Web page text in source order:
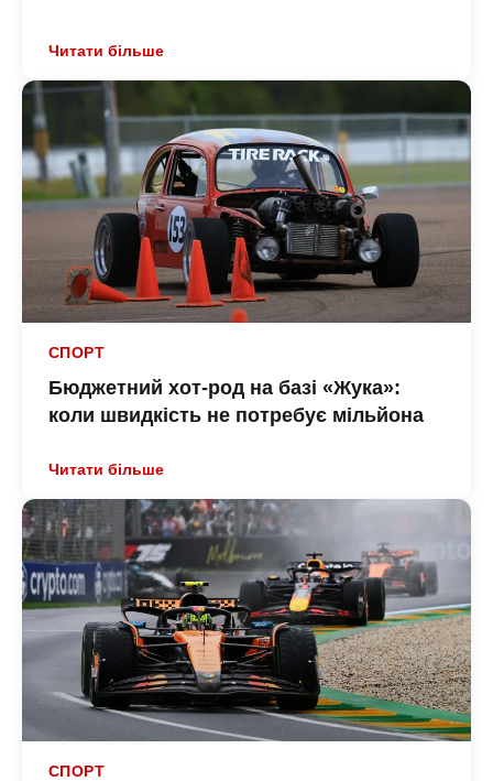
Читати більше
СПОРТ
Бюджетний хот-род на базі «Жука»:
коли швидкість не потребує мільйона
Читати більше
СПОРТ